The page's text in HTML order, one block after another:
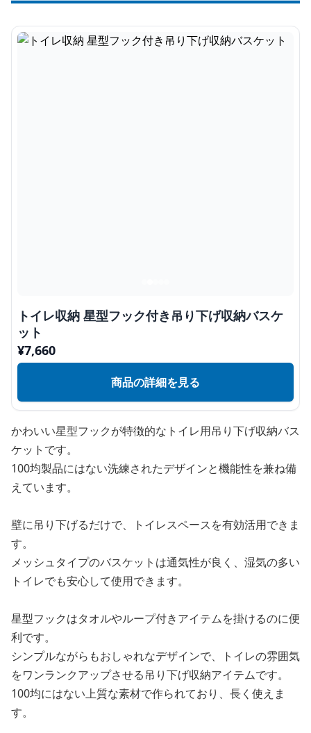
トイレ収納 星型フック付き吊り下げ収納バスケ
ット
¥7,660
商品の詳細を見る
かわいい星型フックが特徴的なトイレ用吊り下げ収納バス
ケットです。
100均製品にはない洗練されたデザインと機能性を兼ね備
えています。
壁に吊り下げるだけで、トイレスペースを有効活用できま
す。
メッシュタイプのバスケットは通気性が良く、湿気の多い
トイレでも安心して使用できます。
星型フックはタオルやループ付きアイテムを掛けるのに便
利です。
シンプルながらもおしゃれなデザインで、トイレの雰囲気
をワンランクアップさせる吊り下げ収納アイテムです。
100均にはない上質な素材で作られており、長く使えま
す。